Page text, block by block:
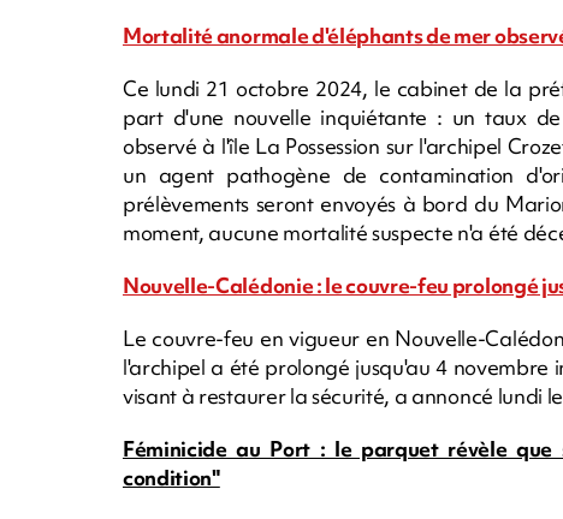
Mortalité anormale d'éléphants de mer
Ce lundi 21 octobre 2024, le cabinet de la
part d'une nouvelle inquiétante : un taux
observé à l'île La Possession sur l'archipel
un agent pathogène de contamination
prélèvements seront envoyés à bord du
moment, aucune mortalité suspecte n'a été
Nouvelle-Calédonie : le couvre-feu prolongé
Le couvre-feu en vigueur en Nouvelle-
l'archipel a été prolongé jusqu'au 4 novembre
visant à restaurer la sécurité, a annoncé lundi
Féminicide au Port : le parquet révèle
condition"